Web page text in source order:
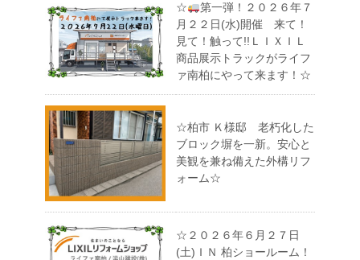
☆
第一弾！２０２６年７
月２２日(水)開催 来て！
見て！触って!!ＬＩＸＩＬ
商品展示トラックがライフ
ァ南柏にやって来ます！☆
☆柏市 Ｋ様邸 老朽化した
ブロック塀を一新。安心と
美観を兼ね備えた外構リフ
ォーム☆
☆２０２６年６月２７日
(土)ＩＮ 柏ショールーム！